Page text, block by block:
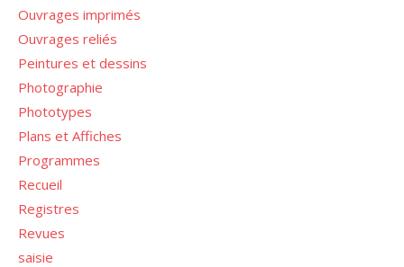
Ouvrages imprimés
Ouvrages reliés
Peintures et dessins
Photographie
Phototypes
Plans et Affiches
Programmes
Recueil
Registres
Revues
saisie